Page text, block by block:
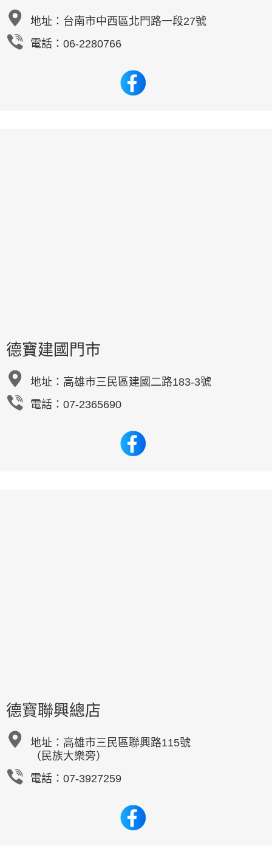
地址： 台南市中西區北門路一段27號
電話：06-2280766
德寶建國門市
地址： 高雄市三民區建國二路183-3號
電話：07-2365690
德寶聯興總店
地址： 高雄市三民區聯興路115號
（民族大樂旁）
電話：07-3927259